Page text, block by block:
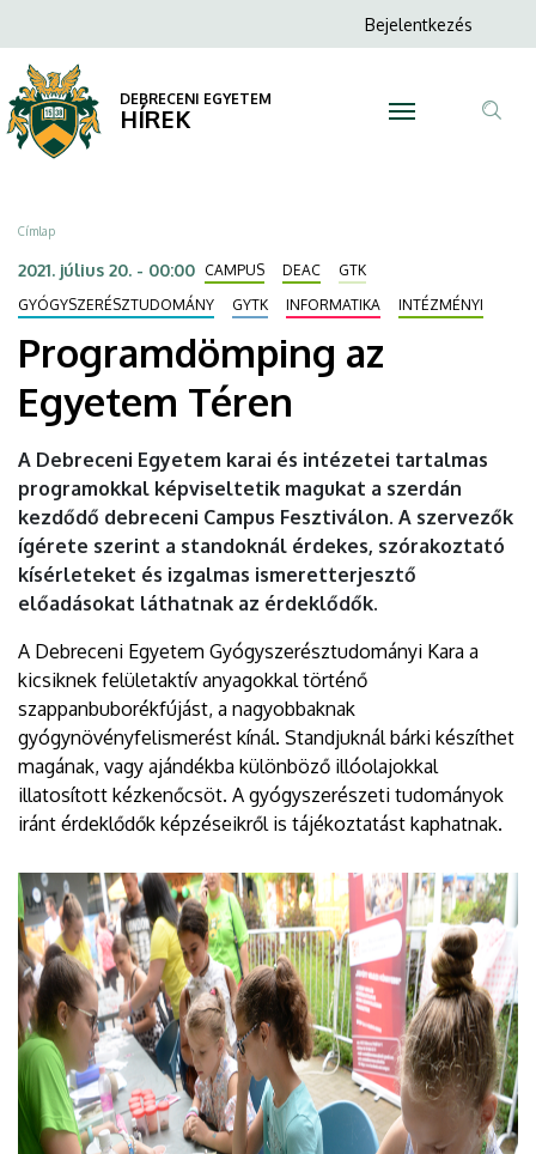
az
Egyetem
Téren
DEBRECENI
EGYETEM
a
tartalomra
Anonim
menüje
Bejelentkezés
DEBRECENI EGYETEM
HÍREK
Morzsa
Címlap
2021. július 20. - 00:00 CAMPUS DEAC
GTK
GYÓGYSZERÉSZTUDOMÁNY
GYTK INFORMATIKA INTÉZMÉNYI
Programdömping az
Egyetem Téren
A Debreceni Egyetem karai és intézetei tartalmas
programokkal képviseltetik magukat a szerdán
kezdődő debreceni Campus Fesztiválon. A szervezők
ígérete szerint a standoknál érdekes, szórakoztató
kísérleteket és izgalmas ismeretterjesztő
előadásokat láthatnak az érdeklődők.
A Debreceni Egyetem Gyógyszerésztudományi Kara a
kicsiknek felületaktív anyagokkal történő
szappanbuborékfújást, a nagyobbaknak
gyógynövényfelismerést kínál. Standjuknál bárki készíthet
magának, vagy ajándékba különböző illóolajokkal
illatosított kézkenőcsöt. A gyógyszerészeti tudományok
iránt érdeklődők képzéseikről is tájékoztatást kaphatnak.